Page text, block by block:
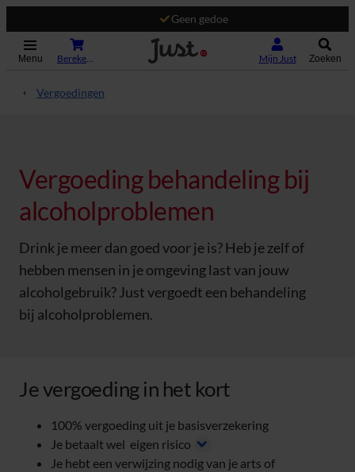
Geen gedoe
Menu Mijn Just Zoeken
Vergoedingen
Vergoeding behandeling bij
alcoholproblemen
Drink je meer dan goed voor je is? Heb je zelf of
hebben mensen in je omgeving last van jouw
alcoholgebruik? Just vergoedt een behandeling
bij alcoholproblemen.
Je vergoeding in het kort
100% vergoeding uit je basisverzekering
Je betaalt wel eigen risico
Je hebt een verwijzing nodig van je arts of